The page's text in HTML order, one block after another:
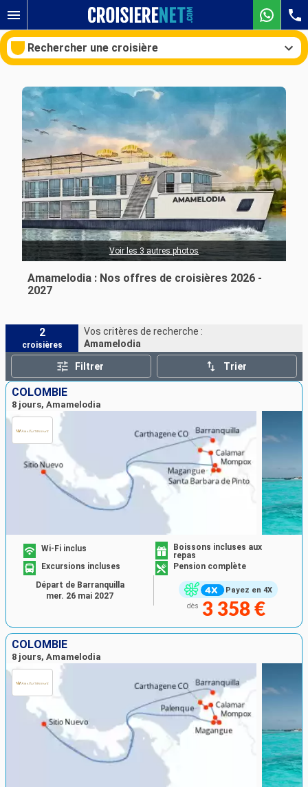
Rechercher une croisière
Nos destinations
Mois de départ
Ports Compagnies
Rechercher
Amamelodia : Nos offres de croisières 2026 -
2027
Voir les 3 autres photos
2
croisières
Vos critères de recherche :
Amamelodia
Filtrer Trier
COLOMBIE
8 jours, Amamelodia
Payez en 4X
Wi-Fi inclus
Boissons incluses aux
repas
Excursions incluses
Pension complète
dès 3 358 €
Départ de Barranquilla
mer. 26 mai 2027
COLOMBIE
8 jours, Amamelodia